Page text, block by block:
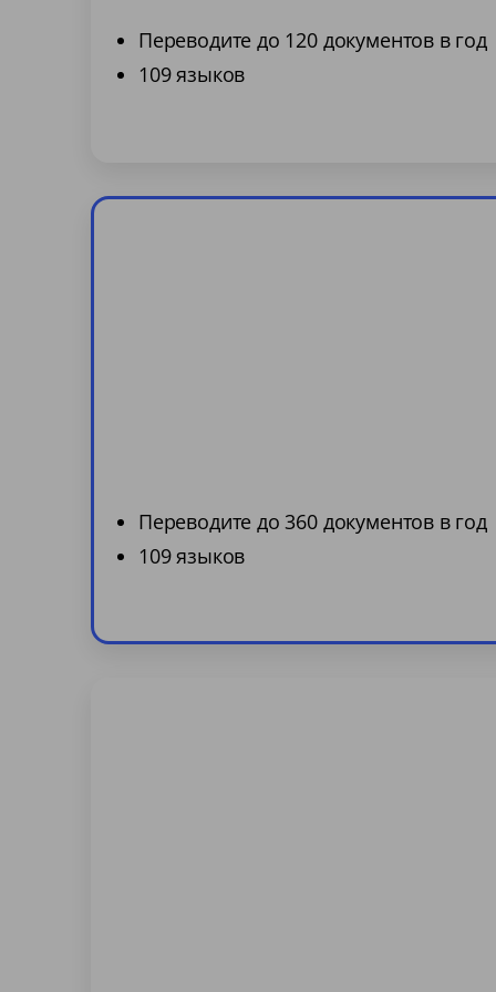
Переводите до 120 документов в год
109 языков
Переводите до 360 документов в год
109 языков